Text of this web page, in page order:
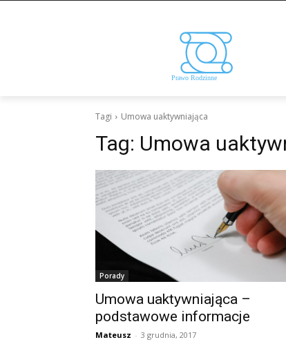
Tagi Umowa uaktywniająca
Tag: Umowa
Porady
Umowa uaktywniająca –
podstawowe informacje
Mateusz - 3 grudnia, 2017